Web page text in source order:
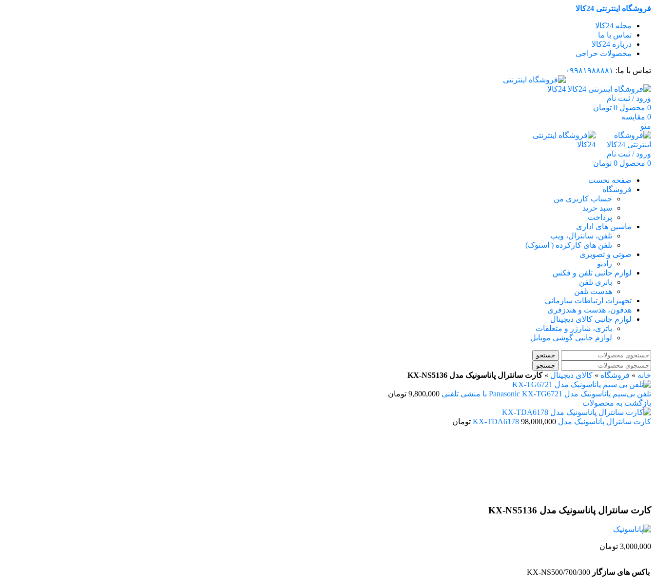
فروشگاه اینترنتی 24کالا
مجله 24کالا
تماس با ما
درباره 24کالا
محصولات حراجی
تماس با ما: ۰۹۹۸۱۹۸۸۸۸۱
ورود / ثبت نام
0 محصول 0 تومان
0 مقایسه
منو
ورود / ثبت نام
0 محصول 0 تومان
صفحه نخست
فروشگاه
حساب کاربری من
سبد خرید
پرداخت
ماشین های اداری
تلفن، سانترال، ویپ
تلفن های کارکرده ( استوک)
صوتی و تصویری
رادیو
لوازم جانبی تلفن و فکس
باتری تلفن
هدست تلفن
تجهیزات ارتباطات سازمانی
هدفون، هدست و هندزفری
لوازم جانبی کالای دیجیتال
باتری، شارژر و متعلقات
لوازم جانبی گوشی موبایل
جستجو
جستجو
خانه » فروشگاه » کالای دیجیتال »کارت سانترال پاناسونیک مدل KX-NS5136
تلفن بی‌سیم پاناسونیک مدل Panasonic KX-TG6721 با منشی تلفنی 9,800,000 تومان
بازگشت به محصولات
کارت سانترال پاناسونیک مدل KX-TDA6178 98,000,000
تومان
کارت سانترال پاناسونیک مدل KX-NS5136
3,000,000 تومان
باکس های سازگار KX-NS500/700/300